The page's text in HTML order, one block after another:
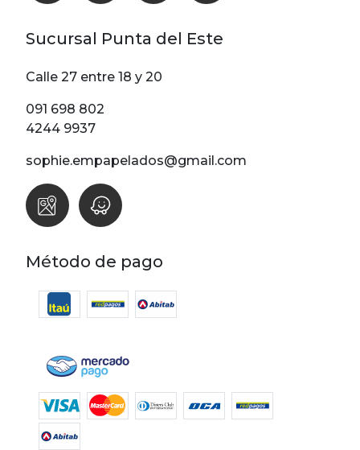
Ladrillo
Liso
Madera
Raya
Rombos
SALE
Oportunidades
Varios
Filtrar
Sucursal Punta del Este
Calle 27 entre 18 y 20
091 698 802
4244 9937
sophie.empapelados@gmail.com
Método de pago